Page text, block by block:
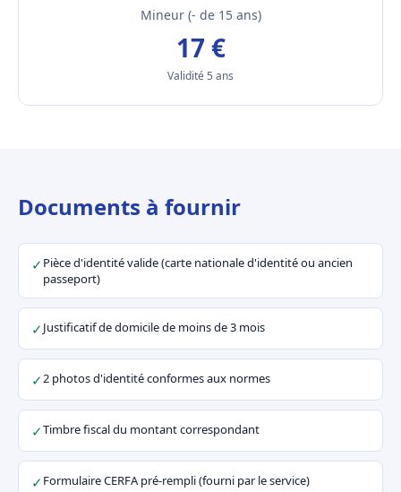
Mineur (- de 15 ans)
17 €
Validité 5 ans
Documents à fournir
✓ Pièce d'identité valide (carte nationale d'identité ou ancien
passeport)
✓Justificatif de domicile de moins de 3 mois
✓2 photos d'identité conformes aux normes
✓Timbre fiscal du montant correspondant
✓ Formulaire CERFA pré-rempli (fourni par le service)